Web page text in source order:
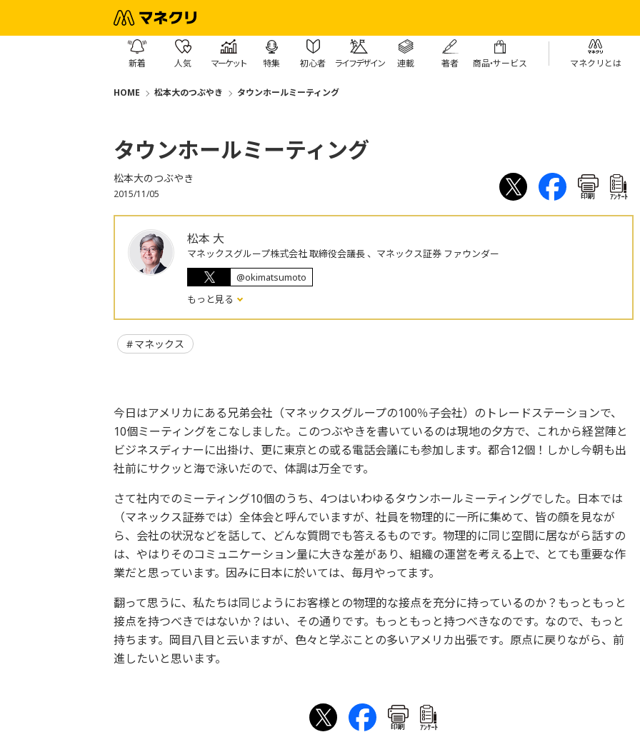
新着 人気 マーケット 特集 初心者 ライフデザイン 連載 著者 商品・サービス マネクリとは
HOME 松本大のつぶやき タウンホールミーティング
タウンホールミーティング
松本大のつぶやき
2015/11/05 印刷 ｱﾝｹｰﾄ
松本 大
マネックスグループ株式会社 取締役会議長 、マネックス証券 ファウンダー
@okimatsumoto
もっと見る
マネックス
今日はアメリカにある兄弟会社（マネックスグループの100％子会社）のトレードステーションで、
10個ミーティングをこなしました。このつぶやきを書いているのは現地の夕方で、これから経営陣と
ビジネスディナーに出掛け、更に東京との或る電話会議にも参加します。都合12個！しかし今朝も出
社前にサクッと海で泳いだので、体調は万全です。
さて社内でのミーティング10個のうち、4つはいわゆるタウンホールミーティングでした。日本では
（マネックス証券では）全体会と呼んでいますが、社員を物理的に一所に集めて、皆の顔を見なが
ら、会社の状況などを話して、どんな質問でも答えるものです。物理的に同じ空間に居ながら話すの
は、やはりそのコミュニケーション量に大きな差があり、組織の運営を考える上で、とても重要な作
業だと思っています。因みに日本に於いては、毎月やってます。
翻って思うに、私たちは同じようにお客様との物理的な接点を充分に持っているのか？もっともっと
接点を持つべきではないか？はい、その通りです。もっともっと持つべきなのです。なので、もっと
持ちます。岡目八目と云いますが、色々と学ぶことの多いアメリカ出張です。原点に戻りながら、前
進したいと思います。
印刷 ｱﾝｹｰﾄ